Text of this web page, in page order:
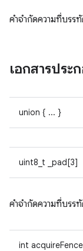
คําจํากัดความที่บรร
เอกสารประ
union { ... }
uint8_t _pad[3]
คําจํากัดความที่บรร
int